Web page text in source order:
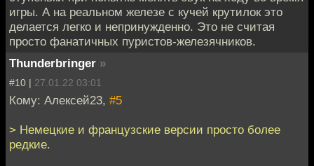
игры. А на реальном железе с кучей крутилок это
делается легко и непринужденно. Это не считая
просто фанатичных пуристов-железячников.
Thunderbringer »
#10 | 27.01.22 03:01
Кому: Алексей23, #5
> Немецкие и французские версии просто более
редкие.